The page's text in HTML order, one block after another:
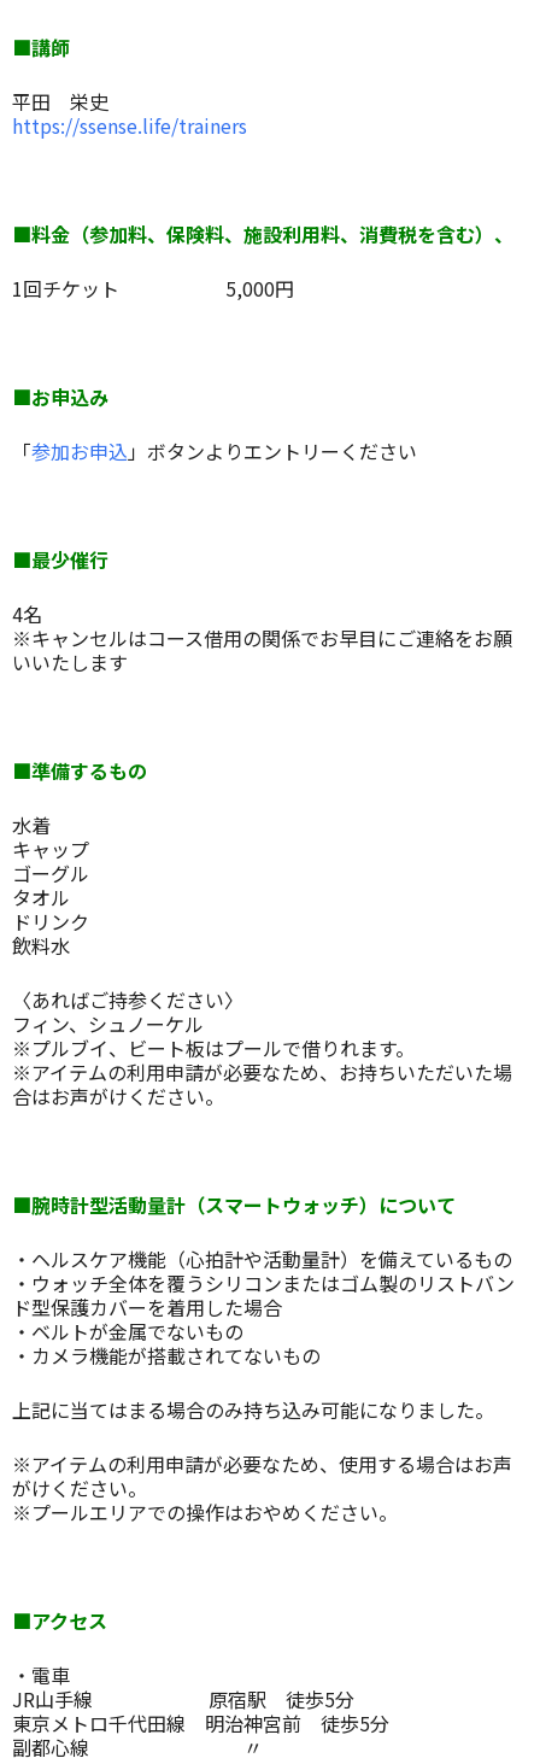
■講師
平田 栄史
https://ssense.life/trainers
■料金（参加料、保険料、施設利用料、消費税を含む）、
1回チケット 5,000円
■お申込み
「参加お申込」ボタンよりエントリーください
■最少催行
4名
※キャンセルはコース借用の関係でお早目にご連絡をお願
いいたします
■準備するもの
水着
キャップ
ゴーグル
タオル
ドリンク
飲料水
〈あればご持参ください〉
フィン、シュノーケル
※プルブイ、ビート板はプールで借りれます。
※アイテムの利用申請が必要なため、お持ちいただいた場
合はお声がけください。
■腕時計型活動量計（スマートウォッチ）について
・ヘルスケア機能（心拍計や活動量計）を備えているもの
・ウォッチ全体を覆うシリコンまたはゴム製のリストバン
ド型保護カバーを着用した場合
・ベルトが金属でないもの
・カメラ機能が搭載されてないもの
上記に当てはまる場合のみ持ち込み可能になりました。
※アイテムの利用申請が必要なため、使用する場合はお声
がけください。
※プールエリアでの操作はおやめください。
■アクセス
・電車
JR山手線 原宿駅 徒歩5分
東京メトロ千代田線 明治神宮前 徒歩5分
副都心線 〃